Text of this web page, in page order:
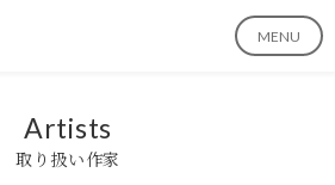
MENU
Artists
取り扱い作家